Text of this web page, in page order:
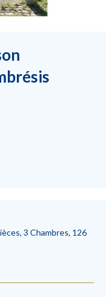
3 Chambres, 126